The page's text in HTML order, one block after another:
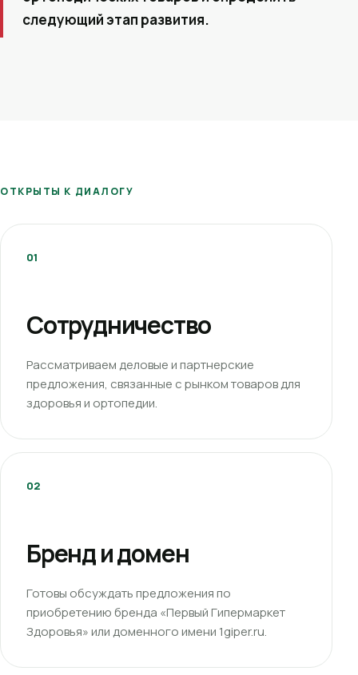
следующий этап развития.
ОТКРЫТЫ К ДИАЛОГУ
01
Сотрудничество
Рассматриваем деловые и партнерские
предложения, связанные с рынком товаров для
здоровья и ортопедии.
02
Бренд и домен
Готовы обсуждать предложения по
приобретению бренда «Первый Гипермаркет
Здоровья» или доменного имени 1giper.ru.